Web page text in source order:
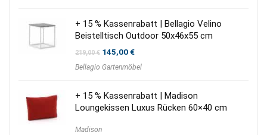
+ 15 % Kassenrabatt | Bellagio Velino
Beistelltisch Outdoor 50x46x55 cm
219,00€ Ursprünglicher
war:
145,00€Aktueller
ist:
Bellagio Gartenmöbel
+ 15 % Kassenrabatt | Madison
Loungekissen Luxus Rücken 60×40 cm
Madison